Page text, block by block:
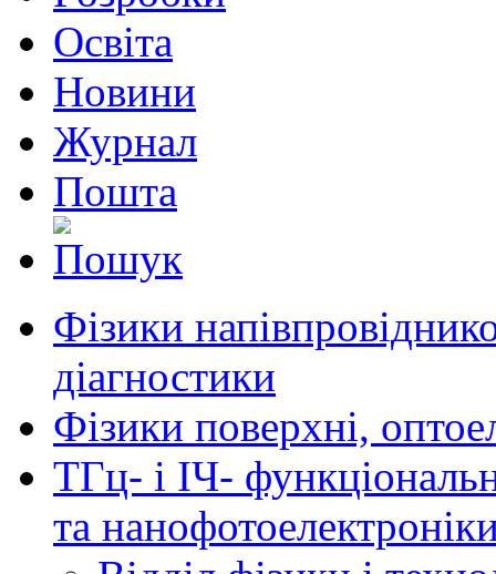
Освіта
Новини
Журнал
Пошта
Фізики
діагностики
Фізики поверхні,
ТГц- і ІЧ-
та